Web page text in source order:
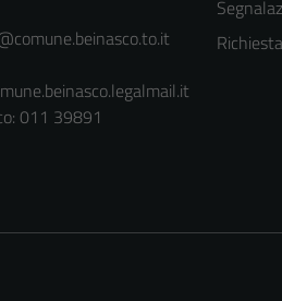
011 39891